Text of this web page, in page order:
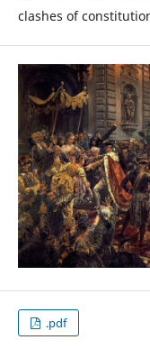
clashes of
.pdf